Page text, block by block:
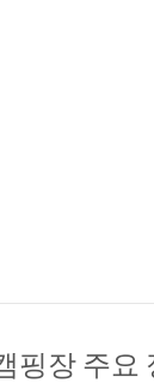
핑장 주요